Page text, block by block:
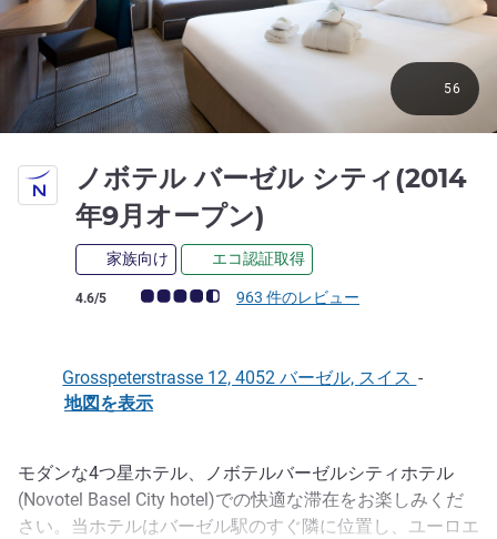
ノボテル バーゼル シティ(2014
年9月オープン)
家族向け エコ認証取得
お客さまの声 (確認済みレビュー アコーホテルズ)
4.6/5 963 件のレビュー
56
Grosspeterstrasse 12, 4052 バーゼル, スイス -
地図を表示
説明
モダンな4つ星ホテル、ノボテルバーゼルシティホテル
(Novotel Basel City hotel)での快適な滞在をお楽しみくだ
さい。当ホテルはバーゼル駅のすぐ隣に位置し、ユーロエ